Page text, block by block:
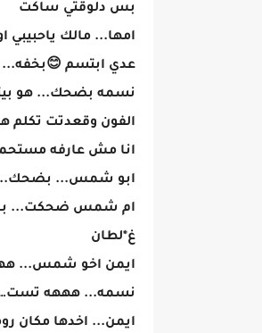
بس دلوقتي ساكت
امها... مالك
عدي ابتسم
نسمه بضحك... هو
الفون وقعدتت تكلم
انا مش عارفه
ابو شمس... بضحك...
ام شمس ضحكت... بس
غ*لطان
ايمن اخو شمس...
نسمه... هههه
ايمن... اخدها مكان